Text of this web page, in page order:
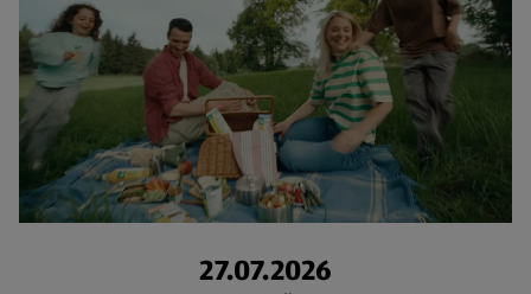
27.07.2026